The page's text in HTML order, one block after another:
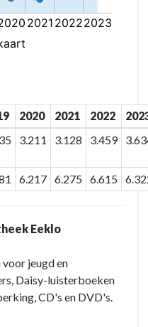
2020 2021 2022
3.211 3.128 3.459
6.217 6.275 6.615
Eeklo
jeugd en
Daisy-luisterboeken
CD's en DVD's.